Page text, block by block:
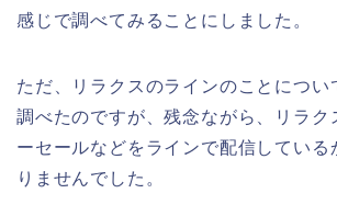
感じで調べてみることにしました。
ただ、リラクスのラインのことについ
調べたのですが、残念ながら、リラク
ーセールなどをラインで配信している
りませんでした。